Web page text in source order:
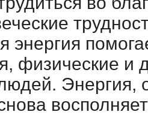
энергия
физические и
людей.